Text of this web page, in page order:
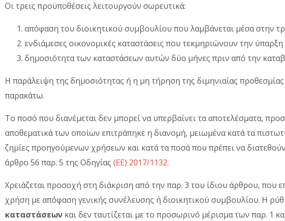
Οι τρεις προϋποθέσεις λειτουργούν σωρευτικά:
απόφαση του διοικητικού συμβουλίου που λαμβάνεται μέσα στην
ενδιάμεσες οικονομικές καταστάσεις που τεκμηριώνουν την
δημοσιότητα των καταστάσεων αυτών δύο μήνες πριν από την
Η παράλειψη της δημοσιότητας ή η μη τήρηση της διμηνιαίας
παρακάτω.
Το ποσό που διανέμεται δεν μπορεί να υπερβαίνει τα αποτελέσματα,
αποθεματικά των οποίων επιτράπηκε η διανομή, μειωμένα κατά τα
ζημίες προηγούμενων χρήσεων και κατά τα ποσά που πρέπει να
άρθρο 56 παρ. 5 της Οδηγίας (ΕΕ) 2017/1132.
Χρειάζεται προσοχή στη διάκριση από την παρ. 3 του ίδιου άρθρου, που
χρήση με απόφαση γενικής συνέλευσης ή διοικητικού συμβουλίου. Η
καταστάσεων και δεν ταυτίζεται με το προσωρινό μέρισμα των παρ. 1